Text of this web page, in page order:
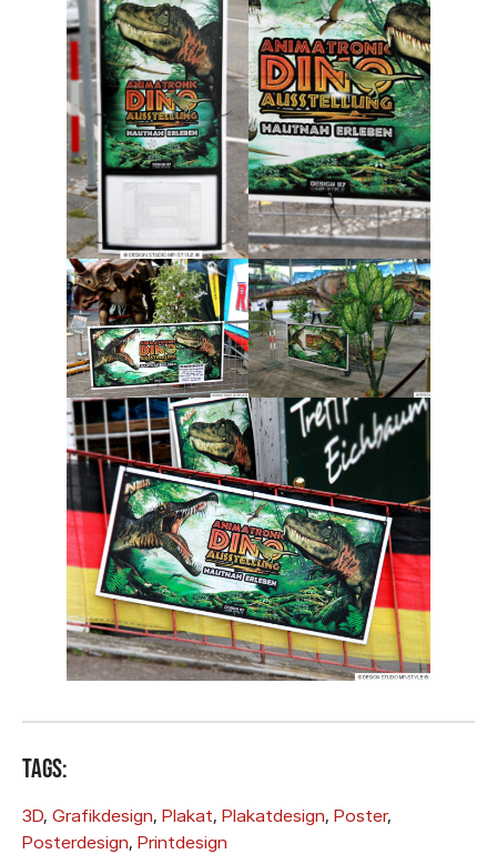
Tags:
3D, Grafikdesign, Plakat, Plakatdesign, Poster
Posterdesign, Printdesign